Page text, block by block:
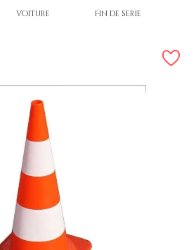
Voiture Fin de série